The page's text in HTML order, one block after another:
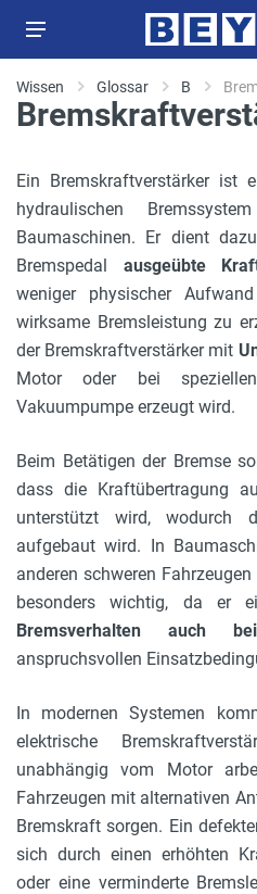
Wissen Glossar B
Ein Bremskraftverstärker ist
hydraulischen
Baumaschinen. Er dient
Bremspedal ausgeübte
weniger physischer
wirksame Bremsleistung zu
der Bremskraftverstärker mit
Motor oder bei
Vakuumpumpe erzeugt wird.
Beim Betätigen der Bremse
dass die Kraftübertragung
unterstützt wird, wodurch
aufgebaut wird. In
anderen schweren
besonders wichtig, da er
Bremsverhalten auch
anspruchsvollen
In modernen Systemen
elektrische
unabhängig vom Motor
Fahrzeugen mit alternativen
Bremskraft sorgen. Ein
sich durch einen erhöhten
oder eine verminderte